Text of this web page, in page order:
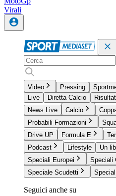
Virali
Video Pressing
Live
Diretta Calcio
News Live
Calcio
Probabili Formazioni
Drive UP
Formula E
Podcast
Lifestyle
Un
Speciali Europei
Speciali
Speciale Scudetti
Seguici anche su